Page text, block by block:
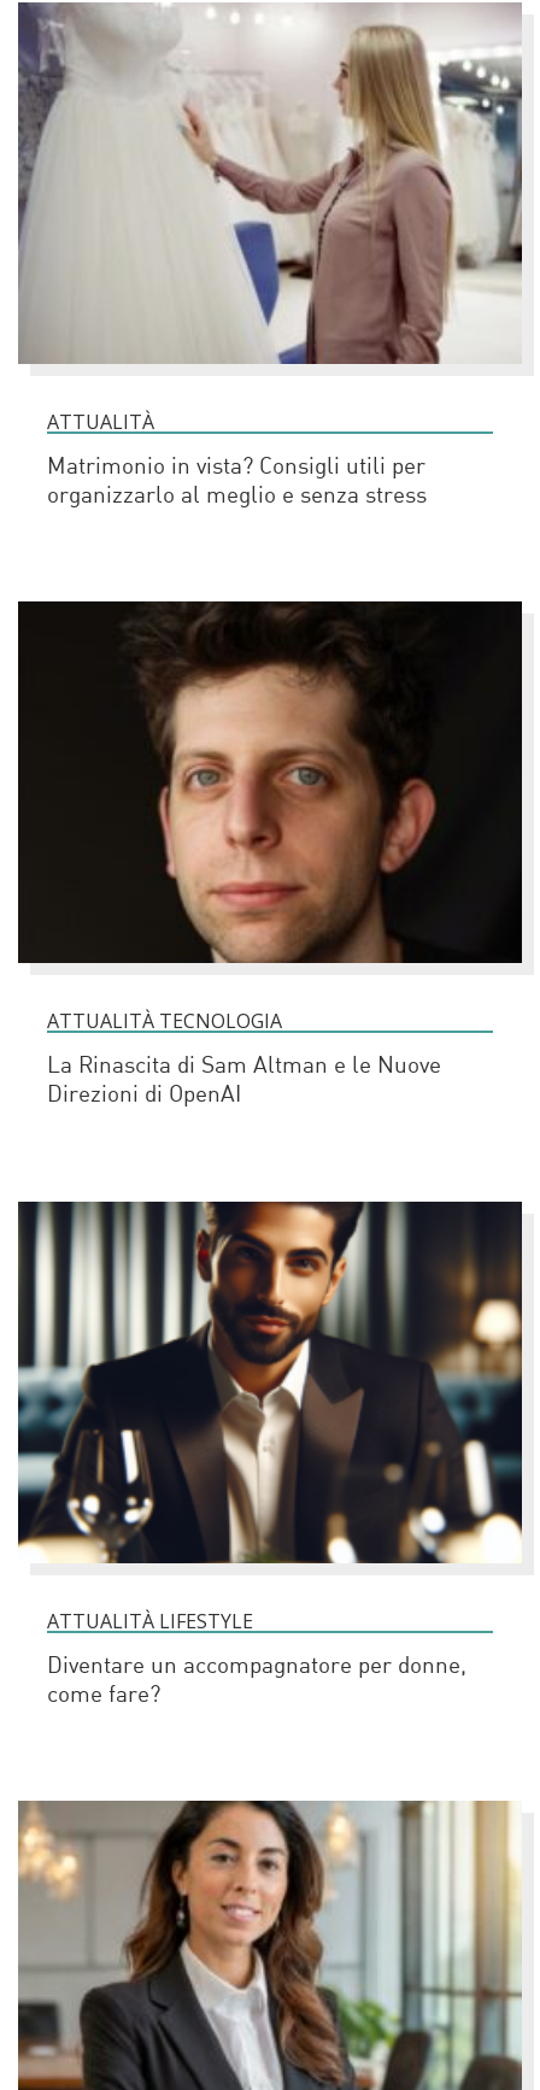
ATTUALITÀ
Matrimonio in vista? Consigli utili per
organizzarlo al meglio e senza stress
ATTUALITÀ TECNOLOGIA
La Rinascita di Sam Altman e le Nuove
Direzioni di OpenAI
ATTUALITÀ LIFESTYLE
Diventare un accompagnatore per donne,
come fare?